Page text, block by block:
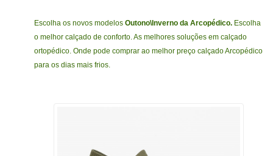
Escolha os novos modelosOutono\Inverno da Arcopédico. Escolha
o melhor calçado de conforto. As melhores soluções em calçado
ortopédico. Onde pode comprar ao melhor preço calçado Arcopédico
para os dias mais frios.